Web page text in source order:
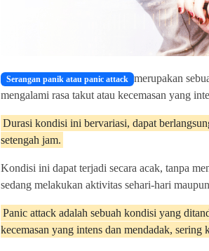
Serangan panik atau panic attack merupakan
mengalami rasa takut atau kecemasan yang
Durasi kondisi ini bervariasi, dapat
setengah jam.
Kondisi ini dapat terjadi secara acak, tanpa
sedang melakukan aktivitas sehari-hari
Panic attack adalah sebuah kondisi yang
kecemasan yang intens dan mendadak,